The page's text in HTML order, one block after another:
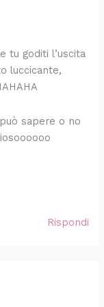
tu goditi l’uscita
luccicante,
sapere o no
Rispondi